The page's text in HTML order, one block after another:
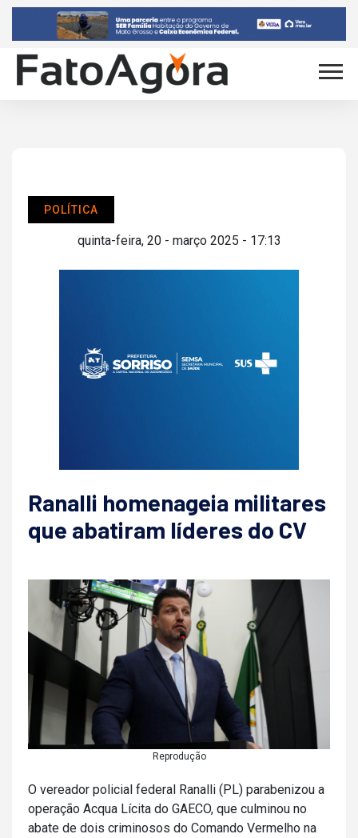
POLÍTICA
quinta-feira, 20 - março 2025 - 17:13
Ranalli homenageia militares
que abatiram líderes do CV
Reprodução
O vereador policial federal Ranalli (PL) parabenizou a
operação Acqua Lícita do GAECO, que culminou no
abate de dois criminosos do Comando Vermelho na